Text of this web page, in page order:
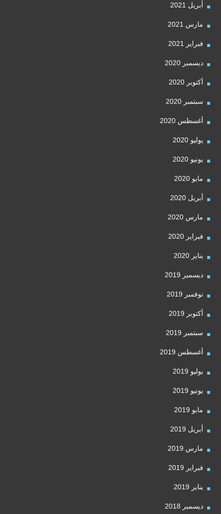
أبريل 2021
مارس 2021
فبراير 2021
ديسمبر 2020
أكتوبر 2020
سبتمبر 2020
أغسطس 2020
يوليو 2020
يونيو 2020
مايو 2020
أبريل 2020
مارس 2020
فبراير 2020
يناير 2020
ديسمبر 2019
نوفمبر 2019
أكتوبر 2019
سبتمبر 2019
أغسطس 2019
يوليو 2019
يونيو 2019
مايو 2019
أبريل 2019
مارس 2019
فبراير 2019
يناير 2019
ديسمبر 2018